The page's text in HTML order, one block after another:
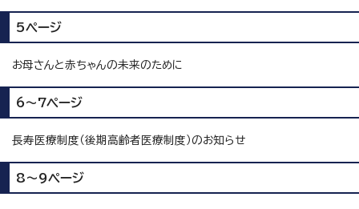
5ページ
お母さんと赤ちゃんの未来のために
6～7ページ
長寿医療制度（後期高齢者医療制度）のお知らせ
8～9ページ